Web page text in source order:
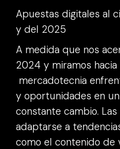
Apuestas digitales al
y del 2025
A medida que nos
2024 y miramos hacia
mercadotecnia
y oportunidades en
constante cambio.
adaptarse a
como el contenido de